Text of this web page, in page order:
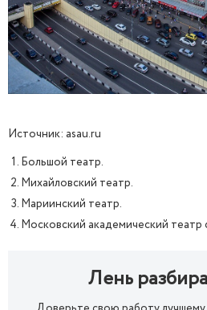
Источник: asau.ru
Большой театр.
Михайловский театр.
Мариинский театр.
Московский академический театр
Лень